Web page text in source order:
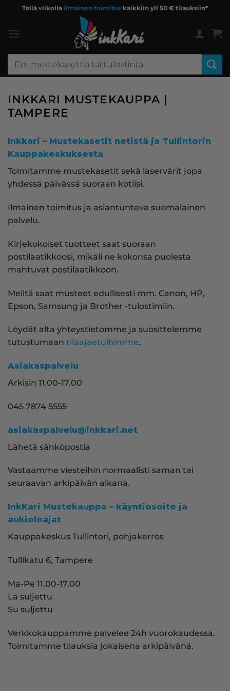
content
Tällä viikolla ilmainen toimitus kaikkiin yli 50 € tilauksiin*
Etsi:
INKKARI MUSTEKAUPPA |
TAMPERE
Inkkari – Mustekasetit netistä ja Tullintorin
Kauppakeskuksesta
Toimitamme mustekasetit sekä laservärit jopa
yhdessä päivässä suoraan kotiisi.
Ilmainen toimitus ja asiantunteva suomalainen
palvelu.
Kirjekokoiset tuotteet saat suoraan
postilaatikkoosi, mikäli ne kokonsa puolesta
mahtuvat postilaatikkoon.
Meiltä saat musteet edullisesti mm. Canon, HP,
Epson, Samsung ja Brother -tulostimiin.
Löydät alta yhteystietomme ja suosittelemme
tutustumaan tilaajaetuihimme.
Asiakaspalvelu
Arkisin 11.00-17.00
045 7874 5555
asiakaspalvelu@inkkari.net
Lähetä sähköpostia
Vastaamme viesteihin normaalisti saman tai
seuraavan arkipäivän aikana.
InkKari Mustekauppa – käyntiosoite ja
aukioloajat
Kauppakeskus Tullintori, pohjakerros
Tullikatu 6, Tampere
Ma-Pe 11.00-17.00
La suljettu
Su suljettu
Verkkokauppamme palvelee 24h vuorokaudessa.
Toimitamme tilauksia jokaisena arkipäivänä.